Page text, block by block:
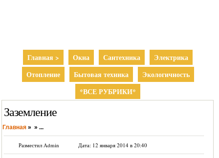
Главная > Окна Сантехника
Электрика
Отопление
Бытовая техника
Экологичность
*ВСЕ РУБРИКИ*
Заземление
Главная » » ...
Разместил Admin Дата: 12 января 2014 в 20:40